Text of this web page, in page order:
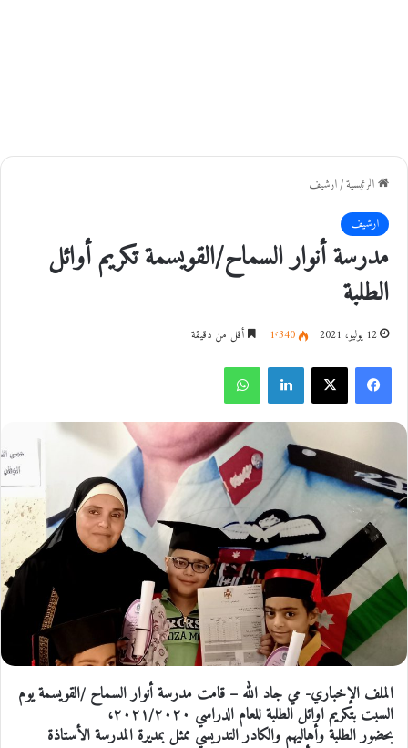
الرئيسية/ارشيف
ارشيف
مدرسة أنوار السماح/القويسمة تكريم أوائل
الطلبة
12 يوليو، 2021 1٬340 أقل من دقيقة
فيسبوك
الملف الإخباري- مي جاد الله – قامت مدرسة أنوار السماح /القويسمة يوم
السبت بتكريم اوائل الطلبة للعام الدراسي ٢٠٢١/٢٠٢٠،
بحضور الطلبة وأهاليهم والكادر التدريسي ممثل بمديرة المدرسة الأستاذة